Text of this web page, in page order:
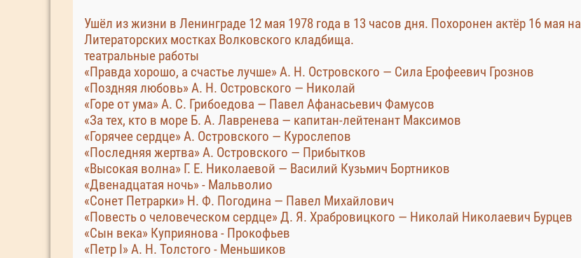
Ушёл из жизни в Ленинграде 12 мая 1978 года в 13 часов дня. Похоронен актёр 16 мая на
Литераторских мостках Волковского кладбища.
театральные работы
«Правда хорошо, а счастье лучше» А. Н. Островского — Сила Ерофеевич Грознов
«Поздняя любовь» А. Н. Островского — Николай
«Горе от ума» А. С. Грибоедова — Павел Афанасьевич Фамусов
«За тех, кто в море Б. А. Лавренева — капитан-лейтенант Максимов
«Горячее сердце» А. Островского — Курослепов
«Последняя жертва» А. Островского — Прибытков
«Высокая волна» Г. Е. Николаевой — Василий Кузьмич Бортников
«Двенадцатая ночь» - Мальволио
«Сонет Петрарки» Н. Ф. Погодина — Павел Михайлович
«Повесть о человеческом сердце» Д. Я. Храбровицкого — Николай Николаевич Бурцев
«Сын века» Куприянова - Прокофьев
«Петр I» А. Н. Толстого - Меньшиков